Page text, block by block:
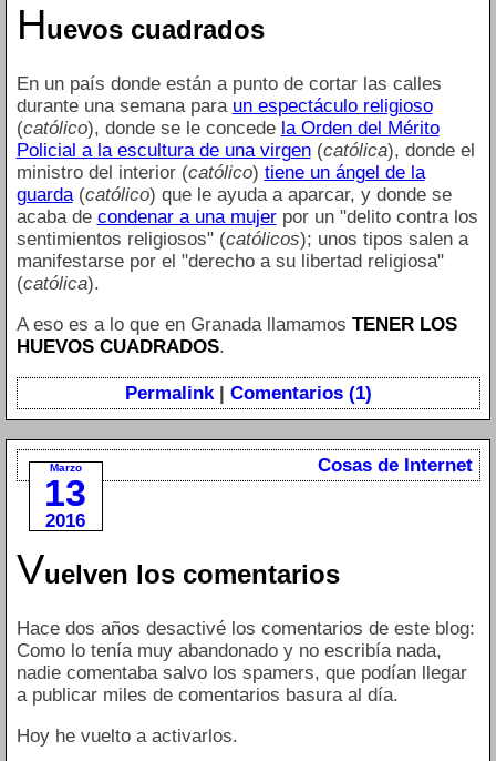
Huevos cuadrados
En un país donde están a punto de cortar las calles
durante una semana para un espectáculo religioso
(católico), donde se le concede la Orden del Mérito
Policial a la escultura de una virgen(católica), donde el
ministro del interior (católico) tiene un ángel de la
guarda(católico) que le ayuda a aparcar, y donde se
acaba de condenar a una mujerpor un "delito contra los
sentimientos religiosos" (católicos); unos tipos salen a
manifestarse por el "derecho a su libertad religiosa"
(católica).
A eso es a lo que en Granada llamamos TENER LOS
HUEVOS CUADRADOS.
Permalink| Comentarios (1)
Marzo
13
2016
Cosas de Internet
Vuelven los comentarios
Hace dos años desactivé los comentarios de este blog:
Como lo tenía muy abandonado y no escribía nada,
nadie comentaba salvo los spamers, que podían llegar
a publicar miles de comentarios basura al día.
Hoy he vuelto a activarlos.